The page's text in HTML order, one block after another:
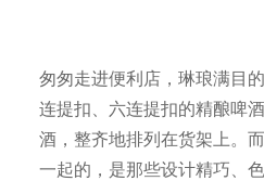
匆匆走进便利店，琳琅满目
连提扣、六连提扣的精酿啤
酒，整齐地排列在货架上。
一起的，是那些设计精巧、